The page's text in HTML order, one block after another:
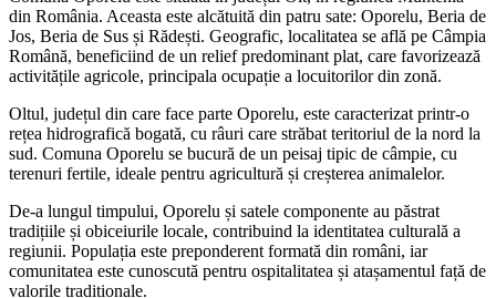
din România. Aceasta este alcătuită din patru sate: Oporelu, Beria de
Jos, Beria de Sus și Rădești. Geografic, localitatea se află pe Câmpia
Română, beneficiind de un relief predominant plat, care favorizează
activitățile agricole, principala ocupație a locuitorilor din zonă.
Oltul, județul din care face parte Oporelu, este caracterizat printr-o
rețea hidrografică bogată, cu râuri care străbat teritoriul de la nord la
sud. Comuna Oporelu se bucură de un peisaj tipic de câmpie, cu
terenuri fertile, ideale pentru agricultură și creșterea animalelor.
De-a lungul timpului, Oporelu și satele componente au păstrat
tradițiile și obiceiurile locale, contribuind la identitatea culturală a
regiunii. Populația este preponderent formată din români, iar
comunitatea este cunoscută pentru ospitalitatea și atașamentul față de
valorile tradiționale.